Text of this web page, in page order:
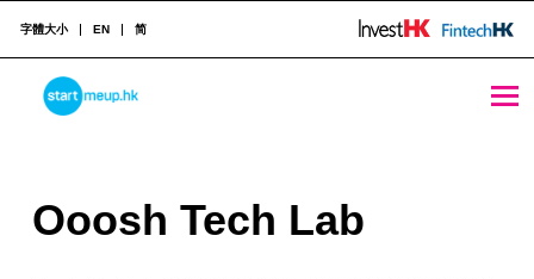
STARTMEUPHK
STARTMEUPHK FESTIVAL IS THE LEADING STARTUP AND INNOVATION CONFERENCE EVENT IN HONG KONG
字體大小 EN 简
O
Ooosh Tech Lab